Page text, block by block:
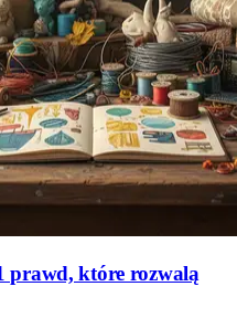
prawd, które rozwalą